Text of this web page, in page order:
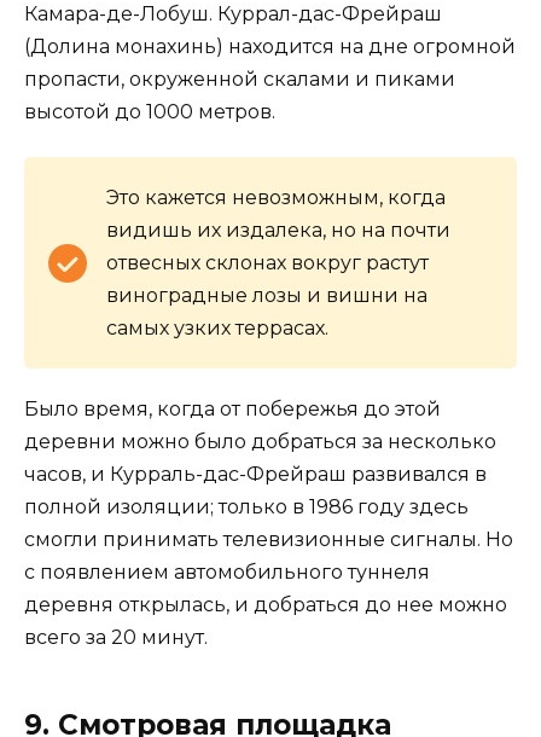
Камара-де-Лобуш. Куррал-дас-Фрейраш
(Долина монахинь) находится на дне огромной
пропасти, окруженной скалами и пиками
высотой до 1000 метров.
Это кажется невозможным, когда
видишь их издалека, но на почти
отвесных склонах вокруг растут
виноградные лозы и вишни на
самых узких террасах.
Было время, когда от побережья до этой
деревни можно было добраться за несколько
часов, и Курраль-дас-Фрейраш развивался в
полной изоляции; только в 1986 году здесь
смогли принимать телевизионные сигналы. Но
с появлением автомобильного туннеля
деревня открылась, и добраться до нее можно
всего за 20 минут.
9. Смотровая площадка